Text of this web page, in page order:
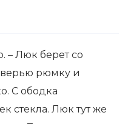
– Люк берет со
рюмку и
С ободка
стекла. Люк тут же